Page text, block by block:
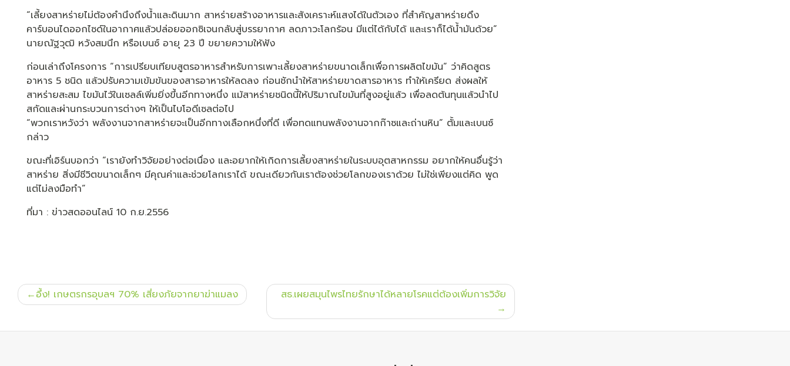
“เลี้ยงสาหร่ายไม่ต้องคำนึงถึงน้ำและดินมาก สาหร่ายสร้างอาหารและสังเคราะห์แสงได้ในตัวเอง ที่สำคัญสาหร่ายดึง
คาร์บอนไดออกไซด์ในอากาศแล้วปล่อยออกซิเจนกลับสู่บรรยากาศ ลดภาวะโลกร้อน มีแต่ได้กับได้ และเราก็ได้น้ำมันด้วย”
นายณัฐวุฒิ หวังสมนึก หรือเบนซ์ อายุ 23 ปี ขยายความให้ฟัง
ก่อนเล่าถึงโครงการ “การเปรียบเทียบสูตรอาหารสำหรับการเพาะเลี้ยงสาหร่ายขนาดเล็กเพื่อการผลิตไขมัน” ว่าคิดสูตร
อาหาร 5 ชนิด แล้วปรับความเข้มข้นของสารอาหารให้ลดลง ก่อนชักนำให้สาหร่ายขาดสารอาหาร ทำให้เครียด ส่งผลให้
สาหร่ายสะสม ไขมันไว้ในเซลล์เพิ่มยิ่งขึ้นอีกทางหนึ่ง แม้สาหร่ายชนิดนี้ให้ปริมาณไขมันที่สูงอยู่แล้ว เพื่อลดต้นทุนแล้วนำไป
สกัดและผ่านกระบวนการต่างๆ ให้เป็นไบโอดีเซลต่อไป
“พวกเราหวังว่า พลังงานจากสาหร่ายจะเป็นอีกทางเลือกหนึ่งที่ดี เพื่อทดแทนพลังงานจากก๊าซและถ่านหิน” ตั้มและเบนซ์
กล่าว
ขณะที่เอิร์นบอกว่า “เรายังทำวิจัยอย่างต่อเนื่อง และอยากให้เกิดการเลี้ยงสาหร่ายในระบบอุตสาหกรรม อยากให้คนอื่นรู้ว่า
สาหร่าย สิ่งมีชีวิตขนาดเล็กๆ มีคุณค่าและช่วยโลกเราได้ ขณะเดียวกันเราต้องช่วยโลกของเราด้วย ไม่ใช่เพียงแต่คิด พูด
แต่ไม่ลงมือทำ”
ที่มา : ข่าวสดออนไลน์ 10 ก.ย.2556
แนะแนว
เรื่อง
อึ้ง! เกษตรกรอุบลฯ 70% เสี่ยงภัยจากยาฆ่าแมลง สธ.เผยสมุนไพรไทยรักษาได้หลายโรคแต่ต้องเพิ่มการวิจัย